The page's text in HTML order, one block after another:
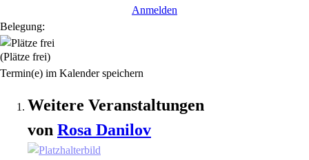
Anmelden
Belegung:
(Plätze frei)
Termin(e) im Kalender speichern
Weitere Veranstaltungen
von Rosa Danilov